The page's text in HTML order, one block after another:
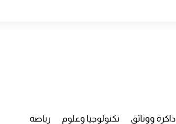
ذاكرة ووثائق تكنولوجيا وعلوم رياضة